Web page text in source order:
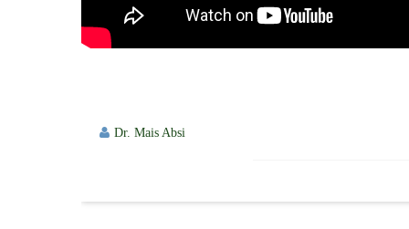
Dr. Mais Absi